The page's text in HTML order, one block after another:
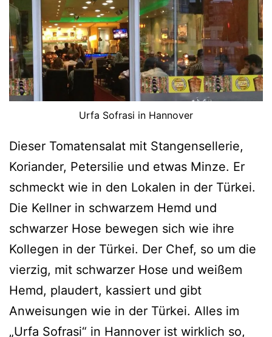
Urfa Sofrasi in Hannover
Dieser Tomatensalat mit Stangensellerie,
Koriander, Petersilie und etwas Minze. Er
schmeckt wie in den Lokalen in der Türkei.
Die Kellner in schwarzem Hemd und
schwarzer Hose bewegen sich wie ihre
Kollegen in der Türkei. Der Chef, so um die
vierzig, mit schwarzer Hose und weißem
Hemd, plaudert, kassiert und gibt
Anweisungen wie in der Türkei. Alles im
„Urfa Sofrasi“ in Hannover ist wirklich so,